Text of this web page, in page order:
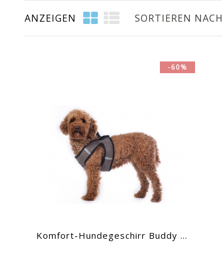
ANZEIGEN SORTIEREN NACH
-60%
Komfort-Hundegeschirr Buddy ...